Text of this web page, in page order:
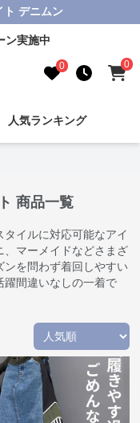
ト デニムン
ン実施中
0 0
人気ランキング
商品一覧
イルに対応可能なアイ
、マーメイドなどさまざ
ンを問わず着回しやすい
躍間違いなしの一着で